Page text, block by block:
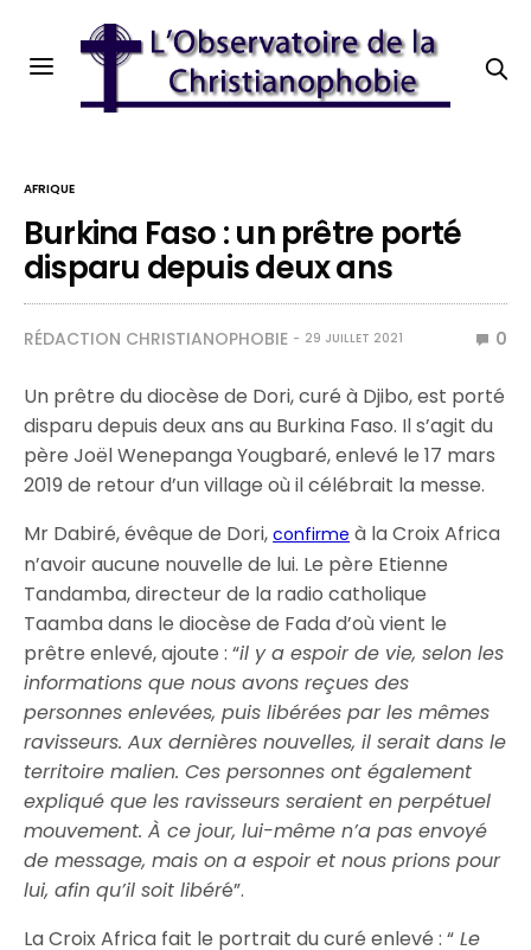
AFRIQUE
Burkina Faso : un prêtre porté
disparu depuis deux ans
RÉDACTION CHRISTIANOPHOBIE 29 JUILLET 2021 0
Un prêtre du diocèse de Dori, curé à Djibo, est porté
disparu depuis deux ans au Burkina Faso. Il s’agit du
père Joël Wenepanga Yougbaré, enlevé le 17 mars
2019 de retour d’un village où il célébrait la messe.
Mr Dabiré, évêque de Dori,confirme à la Croix Africa
n’avoir aucune nouvelle de lui. Le père Etienne
Tandamba, directeur de la radio catholique
Taamba dans le diocèse de Fada d’où vient le
prêtre enlevé, ajoute : “il y a espoir de vie, selon les
informations que nous avons reçues des
personnes enlevées, puis libérées par les mêmes
ravisseurs. Aux dernières nouvelles, il serait dans le
territoire malien. Ces personnes ont également
expliqué que les ravisseurs seraient en perpétuel
mouvement. À ce jour, lui-même n’a pas envoyé
de message, mais on a espoir et nous prions pour
lui, afin qu’il soit libéré”.
La Croix Africa fait le portrait du curé enlevé : “ Le